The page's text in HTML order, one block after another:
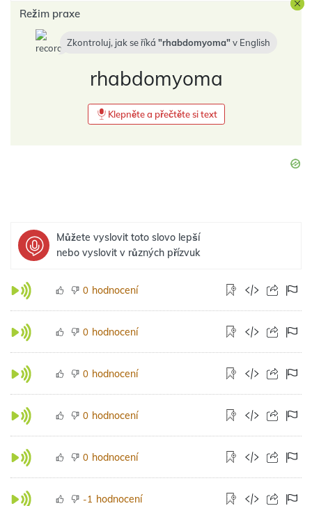
Režim praxe
Zkontroluj, jak se říká rhabdomyoma v English
rhabdomyoma
Klepněte a přečtěte si text
Můžete vyslovit toto slovo lepší
nebo vyslovit v různých přízvuk
0 hodnocení
0 hodnocení
0 hodnocení
0 hodnocení
0 hodnocení
-1 hodnocení